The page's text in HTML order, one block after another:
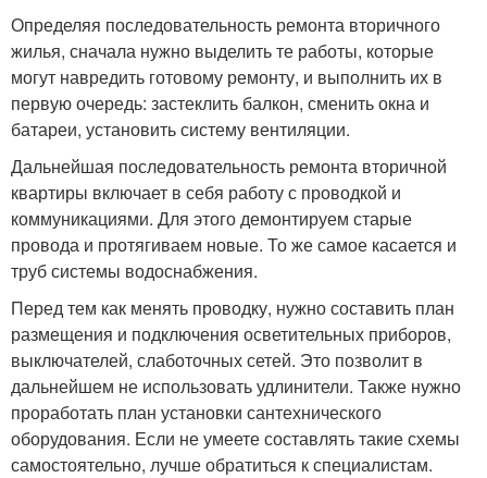
Определяя последовательность ремонта вторичного
жилья, сначала нужно выделить те работы, которые
могут навредить готовому ремонту, и выполнить их в
первую очередь: застеклить балкон, сменить окна и
батареи, установить систему вентиляции.
Дальнейшая последовательность ремонта вторичной
квартиры включает в себя работу с проводкой и
коммуникациями. Для этого демонтируем старые
провода и протягиваем новые. То же самое касается и
труб системы водоснабжения.
Перед тем как менять проводку, нужно составить план
размещения и подключения осветительных приборов,
выключателей, слаботочных сетей. Это позволит в
дальнейшем не использовать удлинители. Также нужно
проработать план установки сантехнического
оборудования. Если не умеете составлять такие схемы
самостоятельно, лучше обратиться к специалистам.